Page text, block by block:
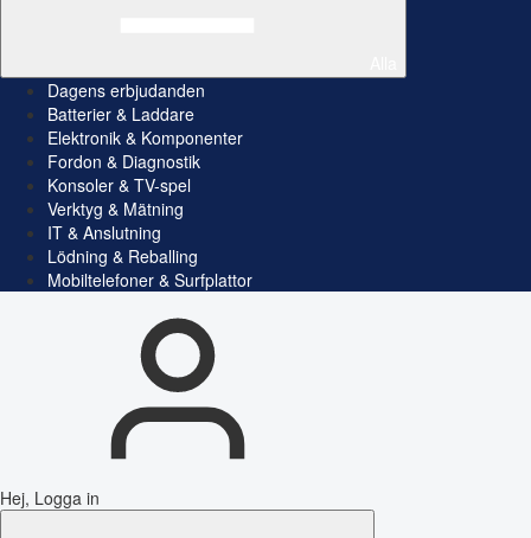
Dagens erbjudanden
Batterier & Laddare
Elektronik & Komponenter
Fordon & Diagnostik
Konsoler & TV-spel
Verktyg & Mätning
IT & Anslutning
Lödning & Reballing
Mobiltelefoner & Surfplattor
Hej, Logga in